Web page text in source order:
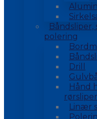
Båndsliper,
polering
Drill
Hånd
rørsliper
Linær